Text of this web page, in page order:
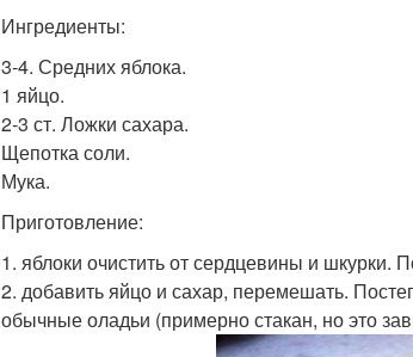
Ингредиенты:
3-4. Средних яблока.
1 яйцо.
2-3 ст. Ложки сахара.
Щепотка соли.
Мука.
Приготовление:
1. яблоки очистить от сердцевины и шкурки.
2. добавить яйцо и сахар, перемешать.
обычные оладьи (примерно стакан, но это